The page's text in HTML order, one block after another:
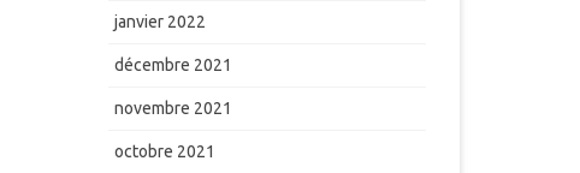
janvier 2022
décembre 2021
novembre 2021
octobre 2021